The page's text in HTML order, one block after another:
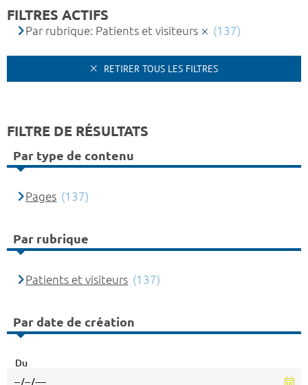
FILTRES ACTIFS
Par rubrique: Patients et visiteurs (137)
RETIRER TOUS LES FILTRES
FILTRE DE RÉSULTATS
Par type de contenu
Pages (137)
Par rubrique
Patients et visiteurs (137)
Par date de création
Du